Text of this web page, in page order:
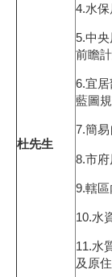
杜先生
4.水
5.中
前瞻
6.宜
藍圖規
7.簡
8.市
9.轄
10.水
11.水
及原